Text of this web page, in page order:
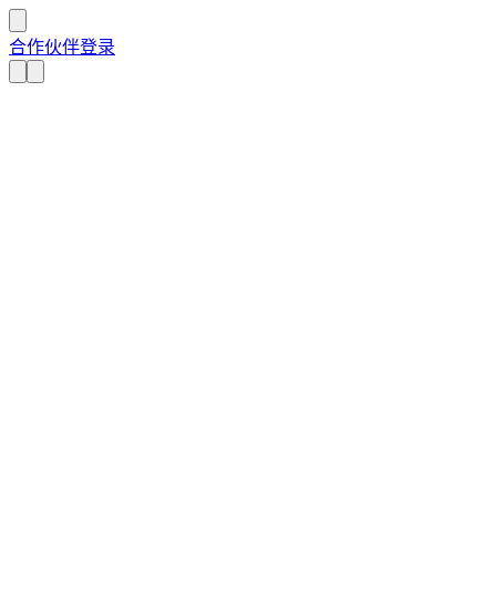
合作伙伴登录